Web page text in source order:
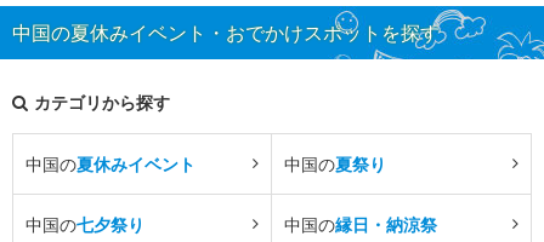
中国の夏休みイベント・おでかけスポットを探す
カテゴリから探す
中国の夏休みイベント 中国の夏祭り
中国の七夕祭り 中国の縁日・納涼祭